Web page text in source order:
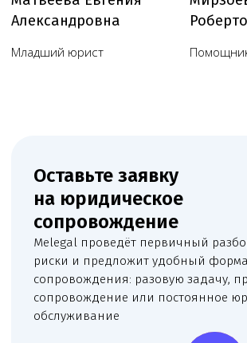
Пользовательское соглашение
с использованием cookie-файлов и сервисов аналитики